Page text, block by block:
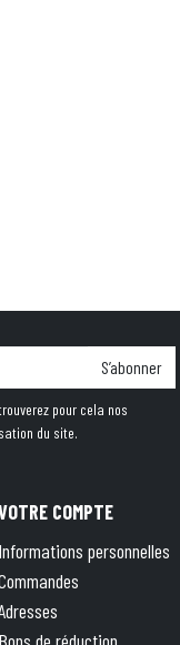
S’abonner
pour cela nos
du site.
COMPTE
Informations personnelles